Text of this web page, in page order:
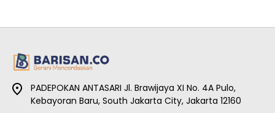
PADEPOKAN ANTASARI Jl. Brawijaya XI No. 4A Pulo,
Kebayoran Baru, South Jakarta City, Jakarta 12160